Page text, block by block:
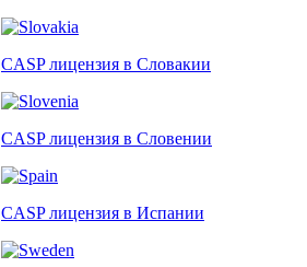
CASP лицензия в Словакии
CASP лицензия в Словении
CASP лицензия в Испании